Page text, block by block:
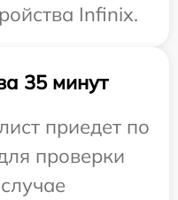
Infinix.
35 минут
приедет по
проверки